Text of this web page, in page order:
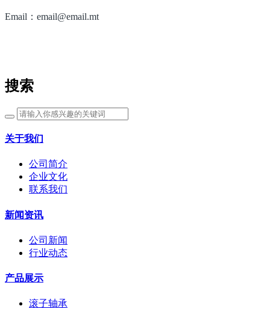
Email：email@email.mt
搜索
关于我们
公司简介
企业文化
联系我们
新闻资讯
公司新闻
行业动态
产品展示
滚子轴承